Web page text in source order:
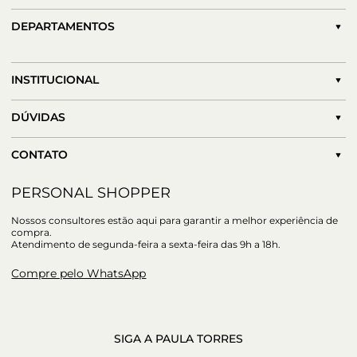
DEPARTAMENTOS
INSTITUCIONAL
DÚVIDAS
CONTATO
PERSONAL SHOPPER
Nossos consultores estão aqui para garantir a melhor experiência de
compra.
Atendimento de segunda-feira a sexta-feira das 9h a 18h.
Compre pelo WhatsApp